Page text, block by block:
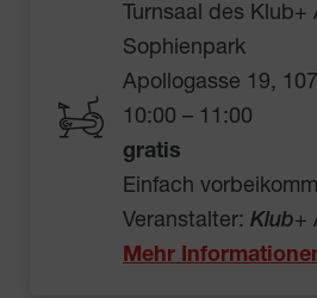
Turnsaal des
Sophienpark
Apollogasse 19,
10:00 – 11:00
gratis
Einfach
Veranstalter: Klub+
Mehr